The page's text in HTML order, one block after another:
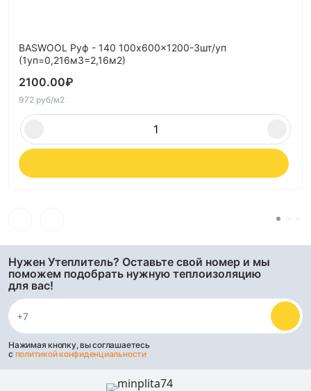
BASWOOL Руф - 140 100x600x1200-3шт/уп
(1уп=0,216м3=2,16м2)
2100.00₽
972 руб/м2
Нужен Утеплитель? Оставьте свой номер и мы
поможем подобрать нужную теплоизоляцию
для вас!
Нажимая кнопку, вы соглашаетесь
с политикой конфиденциальности